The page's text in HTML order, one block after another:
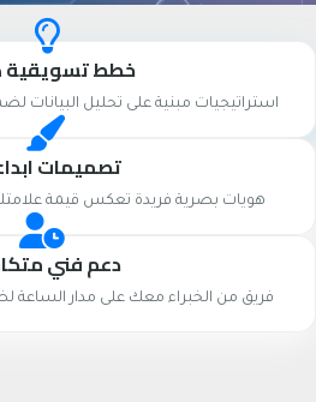
خطط تسويقية
استراتيجيات مبنية على تحليل البيانات
تصميمات
هويات بصرية فريدة تعكس قيمة
دعم فني
فريق من الخبراء معك على مدار الساعة